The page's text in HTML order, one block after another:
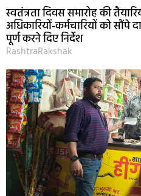
स्वतंत्रता दिवस समारोह की
अधिकारियों-कर्मचारियों को सौंपे
पूर्ण करने दिए निर्देश
RashtraRakshak